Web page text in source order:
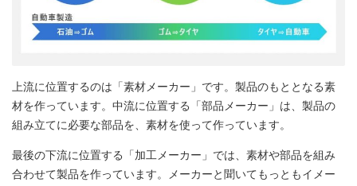
上流に位置するのは「素材メーカー」です。製品のもととなる素
材を作っています。中流に位置する「部品メーカー」は、製品の
組み立てに必要な部品を、素材を使って作っています。
最後の下流に位置する「加工メーカー」では、素材や部品を組み
合わせて製品を作っています。メーカーと聞いてもっともイメー